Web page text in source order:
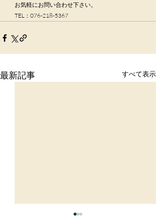
お気軽にお問い合わせ下さい。
TEL：076-218-5367
最新記事 すべて表示